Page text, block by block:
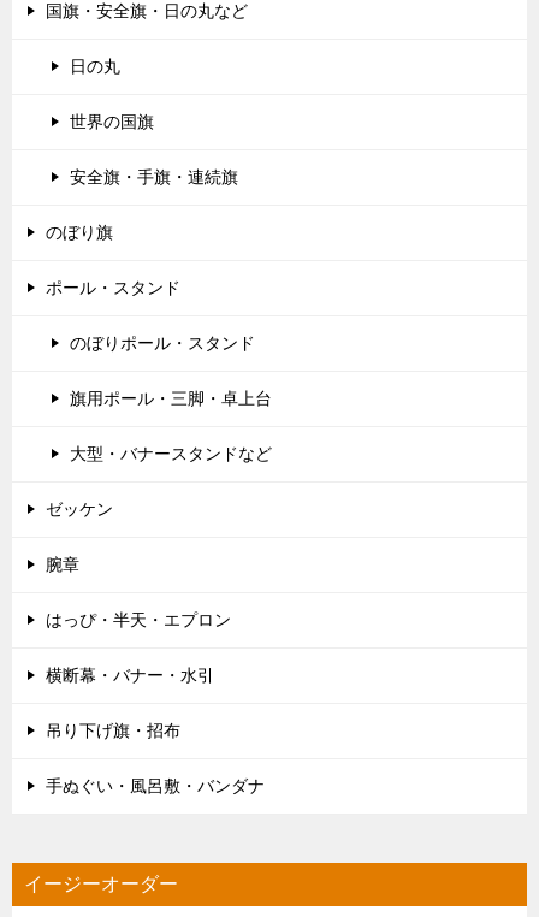
国旗・安全旗・日の丸など
日の丸
世界の国旗
安全旗・手旗・連続旗
のぼり旗
ポール・スタンド
のぼりポール・スタンド
旗用ポール・三脚・卓上台
大型・バナースタンドなど
ゼッケン
腕章
はっぴ・半天・エプロン
横断幕・バナー・水引
吊り下げ旗・招布
手ぬぐい・風呂敷・バンダナ
イージーオーダー